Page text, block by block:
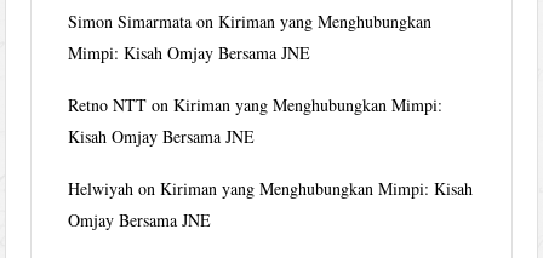
Simon Simarmata onKiriman yang Menghubungkan
Mimpi: Kisah Omjay Bersama JNE
Retno NTT onKiriman yang Menghubungkan Mimpi:
Kisah Omjay Bersama JNE
Helwiyah onKiriman yang Menghubungkan Mimpi: Kisah
Omjay Bersama JNE